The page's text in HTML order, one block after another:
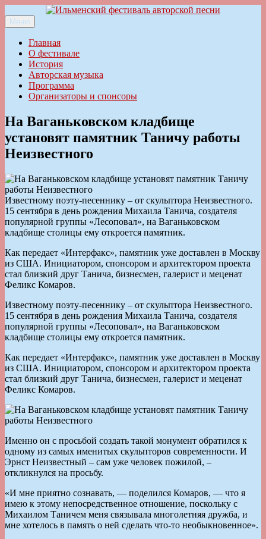
к
содержимому
Ильменский фестиваль авторской песни
Меню
Главная
О фестивале
История
Авторская музыка
Программа
Организаторы и спонсоры
На Ваганьковском кладбище
установят памятник Таничу работы
Неизвестного
Известному поэту-песеннику – от скульптора Неизвестного.
15 сентября в день рождения Михаила Танича, создателя
популярной группы «Лесоповал», на Ваганьковском
кладбище столицы ему откроется памятник.
Как передает «Интерфакс», памятник уже доставлен в Москву
из США. Инициатором, спонсором и архитектором проекта
стал близкий друг Танича, бизнесмен, галерист и меценат
Феликс Комаров.
Известному поэту-песеннику – от скульптора Неизвестного.
15 сентября в день рождения Михаила Танича, создателя
популярной группы «Лесоповал», на Ваганьковском
кладбище столицы ему откроется памятник.
Как передает «Интерфакс», памятник уже доставлен в Москву
из США. Инициатором, спонсором и архитектором проекта
стал близкий друг Танича, бизнесмен, галерист и меценат
Феликс Комаров.
Именно он с просьбой создать такой монумент обратился к
одному из самых именитых скульпторов современности. И
Эрнст Неизвестный – сам уже человек пожилой, –
откликнулся на просьбу.
«И мне приятно сознавать, — поделился Комаров, — что я
имею к этому непосредственное отношение, поскольку с
Михаилом Таничем меня связывала многолетняя дружба, и
мне хотелось в память о ней сделать что-то необыкновенное».